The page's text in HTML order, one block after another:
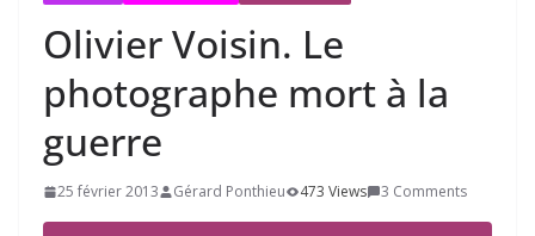
Olivier Voisin. Le
photographe mort à la
guerre
25 février 2013 Gérard Ponthieu 473 Views 3 Comments